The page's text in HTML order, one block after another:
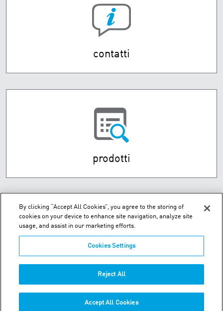
contatti
prodotti
Via De Vizzi 77, Cinisello Balsamo - 20092 Milano, Italy
Telefono: +39-02-94759236
By clicking “Accept All Cookies”, you agree to the storing of
cookies on your device to enhance site navigation, analyze site
usage, and assist in our marketing efforts.
Cookies Settings
Reject All
Accept All Cookies